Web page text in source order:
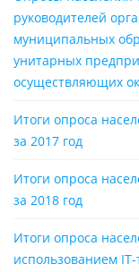
руководителей
муниципальных
унитарных
осуществляющих
Итоги опроса
за 2017 год
Итоги опроса
за 2018 год
Итоги опроса
использованием IT-